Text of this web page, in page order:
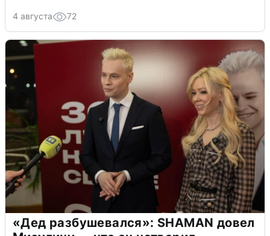
4 августа 72
«Дед разбушевался»: SHAMAN довел